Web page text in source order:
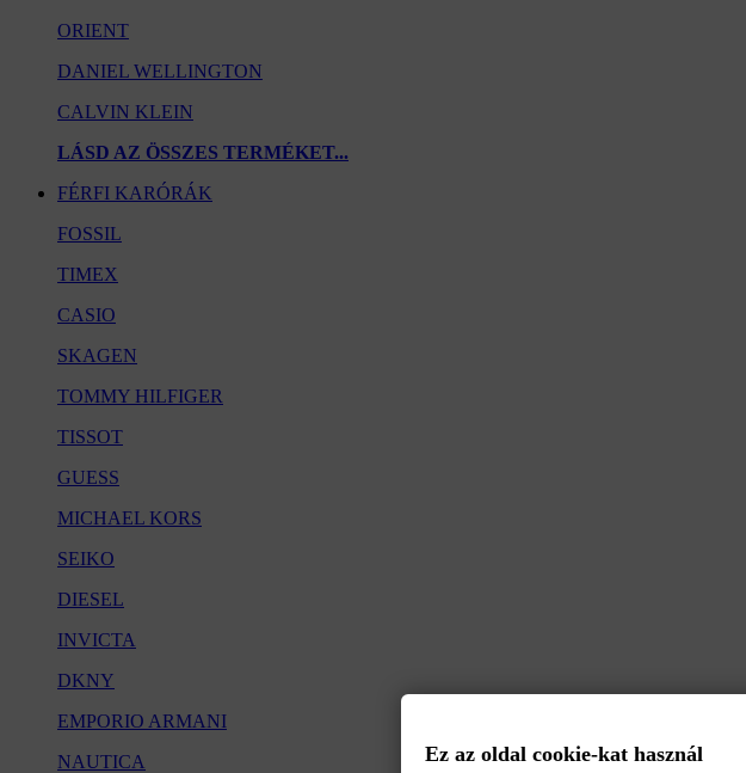
ORIENT
DANIEL WELLINGTON
CALVIN KLEIN
LÁSD AZ ÖSSZES TERMÉKET...
FÉRFI KARÓRÁK
FOSSIL
TIMEX
CASIO
SKAGEN
TOMMY HILFIGER
TISSOT
GUESS
MICHAEL KORS
SEIKO
DIESEL
INVICTA
DKNY
EMPORIO ARMANI
NAUTICA
Ez az oldal cookie-kat használ